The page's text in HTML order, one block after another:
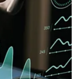
é
da sua
erros e centralize
a automação
custos e prepara sua